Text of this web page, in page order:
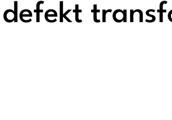
defekt